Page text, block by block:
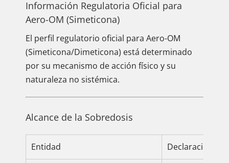
Información Regulatoria Oficial para
Aero-OM (Simeticona)
El perfil regulatorio oficial para Aero-OM
(Simeticona/Dimeticona) está determinado
por su mecanismo de acción físico y su
naturaleza no sistémica.
Alcance de la Sobredosis
Entidad Declaración